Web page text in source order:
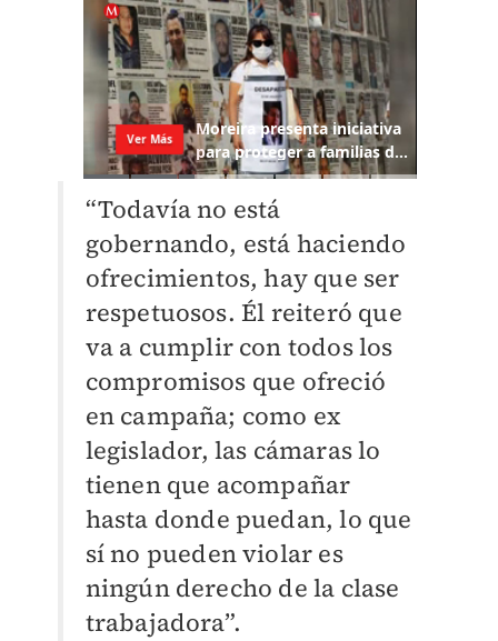
“Todavía no está
gobernando, está haciendo
ofrecimientos, hay que ser
respetuosos. Él reiteró que
va a cumplir con todos los
compromisos que ofreció
en campaña; como ex
legislador, las cámaras lo
tienen que acompañar
hasta donde puedan, lo que
sí no pueden violar es
ningún derecho de la clase
trabajadora”.